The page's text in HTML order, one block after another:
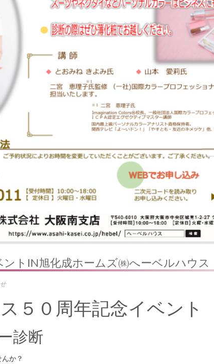
トIN旭化成ホームズ㈱へーベルハウス
５０周年記念イベント
診断
か？